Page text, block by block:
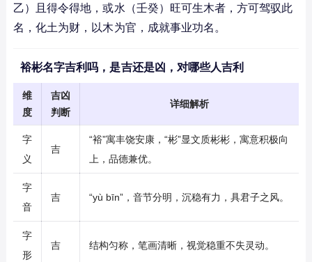
乙）且得令得地，或水（壬癸）旺可生木者，方可驾驭此
名，化土为财，以木为官，成就事业功名。
裕彬名字吉利吗，是吉还是凶，对哪些人吉利
维
度
吉凶
判断
详细解析
字
义
吉
“裕”寓丰饶安康，“彬”显文质彬彬，寓意积极向
上，品德兼优。
字
音
吉 “yù bīn”，音节分明，沉稳有力，具君子之风。
字
形
吉 结构匀称，笔画清晰，视觉稳重不失灵动。